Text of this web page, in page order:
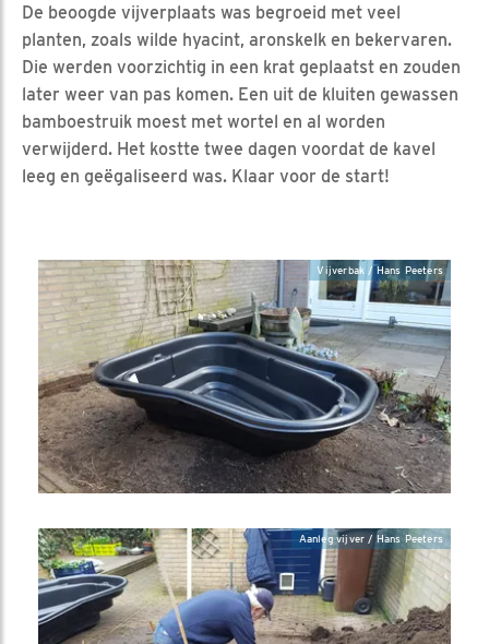
De beoogde vijverplaats was begroeid met veel
planten, zoals wilde hyacint, aronskelk en bekervaren.
Die werden voorzichtig in een krat geplaatst en zouden
later weer van pas komen. Een uit de kluiten gewassen
bamboestruik moest met wortel en al worden
verwijderd. Het kostte twee dagen voordat de kavel
leeg en geëgaliseerd was. Klaar voor de start!
Vijverbak / Hans Peeters
Aanleg vijver / Hans Peeters